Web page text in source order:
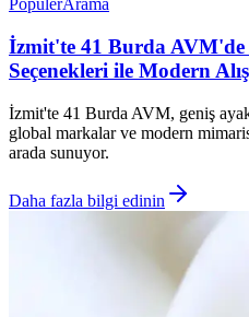
PopülerArama
İzmit'te 41 Burda AVM'de
Seçenekleri ile Modern
İzmit'te 41 Burda AVM, geniş
global markalar ve modern
arada sunuyor.
Daha fazla bilgi edinin